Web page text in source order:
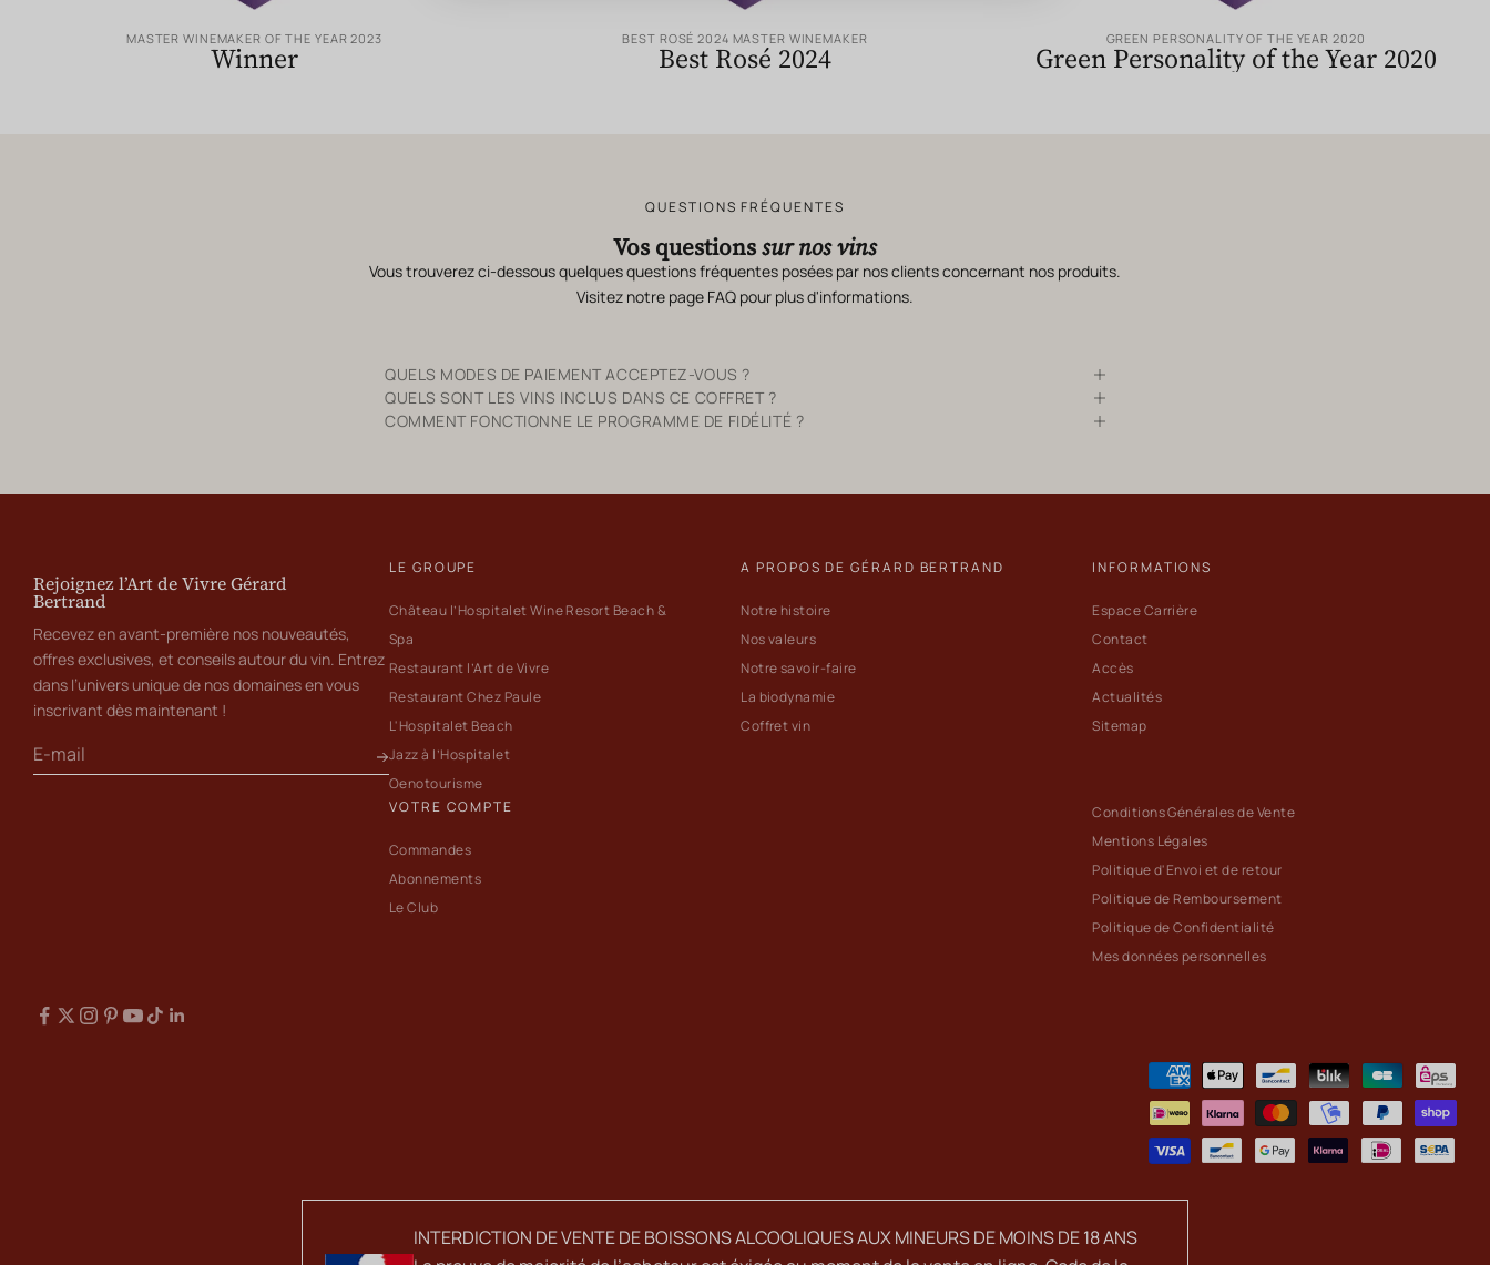
MASTER WINEMAKER OF THE YEAR 2023
Winner
BEST ROSÉ 2024 MASTER WINEMAKER
Best Rosé 2024
GREEN PERSONALITY OF THE YEAR 2020
Green Personality of the Year 2020
QUESTIONS FRÉQUENTES
Vos questionssur nos vins
Vous trouverez ci-dessous quelques questions fréquentes posées par nos clients concernant nos produits.
Visitez notre page FAQ pour plus d'informations.
QUELS MODES DE PAIEMENT ACCEPTEZ-VOUS ?
QUELS SONT LES VINS INCLUS DANS CE COFFRET ?
COMMENT FONCTIONNE LE PROGRAMME DE FIDÉLITÉ ?
Rejoignez l’Art de Vivre Gérard
Bertrand
Recevez en avant-première nos nouveautés,
offres exclusives, et conseils autour du vin. Entrez
dans l’univers unique de nos domaines en vous
inscrivant dès maintenant !
LE GROUPE
Château l’Hospitalet Wine Resort Beach &
Spa
Restaurant l’Art de Vivre
Restaurant Chez Paule
L'Hospitalet Beach
Jazz à l’Hospitalet
Oenotourisme
A PROPOS DE GÉRARD BERTRAND
Notre histoire
Nos valeurs
Notre savoir-faire
La biodynamie
Coffret vin
INFORMATIONS
Espace Carrière
Contact
Accès
Actualités
Sitemap
VOTRE COMPTE
Commandes
Abonnements
Le Club
Conditions Générales de Vente
Mentions Légales
Politique d'Envoi et de retour
Politique de Remboursement
Politique de Confidentialité
Mes données personnelles
INTERDICTION DE VENTE DE BOISSONS ALCOOLIQUES AUX MINEURS DE MOINS DE 18 ANS